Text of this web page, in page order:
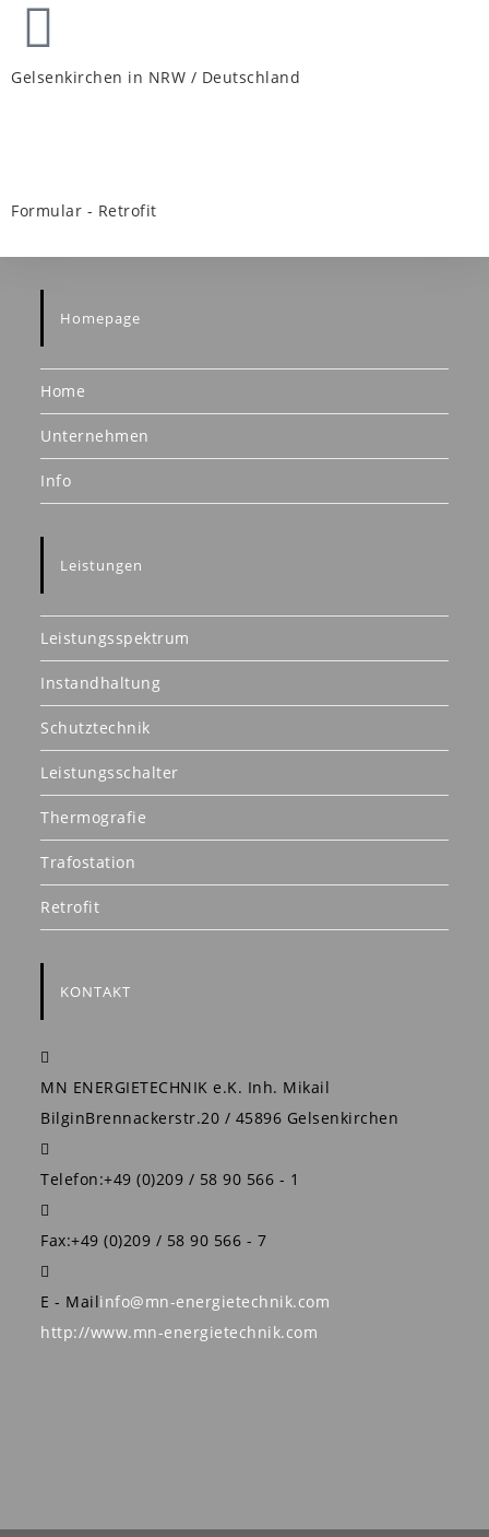
Gelsenkirchen in NRW / Deutschland
Formular - Retrofit
Homepage
Home
Unternehmen
Info
Leistungen
Leistungsspektrum
Instandhaltung
Schutztechnik
Leistungsschalter
Thermografie
Trafostation
Retrofit
KONTAKT
MN ENERGIETECHNIK e.K. Inh. Mikail
BilginBrennackerstr.20 / 45896 Gelsenkirchen
Telefon:+49 (0)209 / 58 90 566 - 1
Fax:+49 (0)209 / 58 90 566 - 7
E - Mailinfo@mn-energietechnik.com
http://www.mn-energietechnik.com